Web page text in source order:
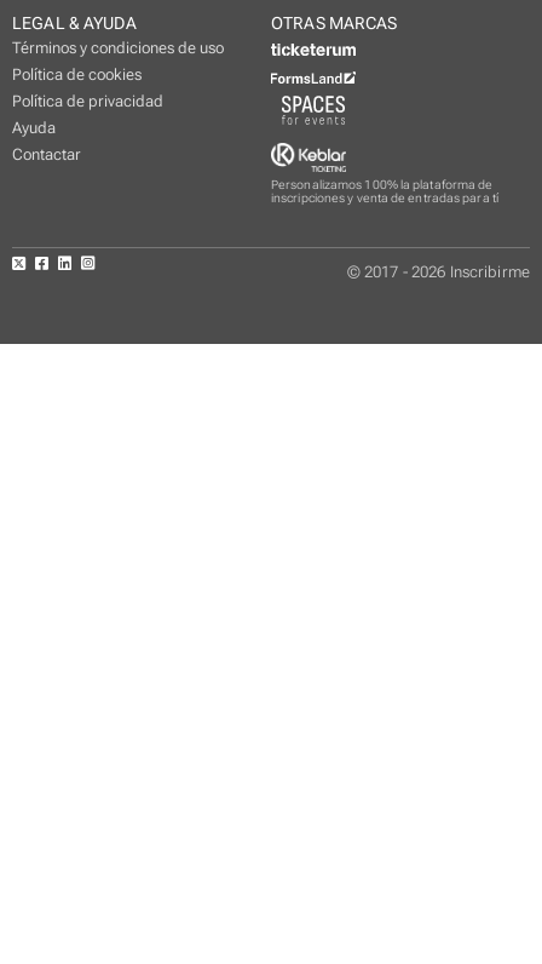
LEGAL & AYUDA
Términos y condiciones de uso
Política de cookies
Política de privacidad
Ayuda
Contactar
OTRAS MARCAS
Personalizamos 100% la plataforma de
inscripciones y venta de entradas para tí
© 2017 - 2026 Inscribirme